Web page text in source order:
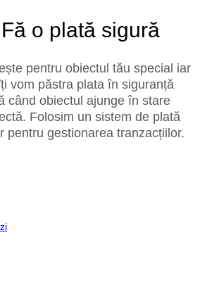
Fă o plată sigură
pentru obiectul tău special iar
vom păstra plata în siguranță
când obiectul ajunge în stare
Folosim un sistem de plată
pentru gestionarea tranzacțiilor.